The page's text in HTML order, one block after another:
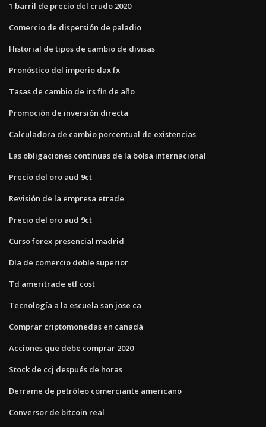
1 barril de precio del crudo 2020
Comercio de dispersión de paladio
Historial de tipos de cambio de divisas
Pronóstico del imperio dax fx
Tasas de cambio de irs fin de año
Promoción de inversión directa
Calculadora de cambio porcentual de existencias
Las obligaciones continuas de la bolsa internacional
Precio del oro aud 9ct
Revisión de la empresa etrade
Precio del oro aud 9ct
Curso forex presencial madrid
Día de comercio doble superior
Td ameritrade etf cost
Tecnología a la escuela san jose ca
Comprar criptomonedas en canadá
Acciones que debe comprar 2020
Stock de ccj después de horas
Derrame de petróleo comerciante americano
Conversor de bitcoin real